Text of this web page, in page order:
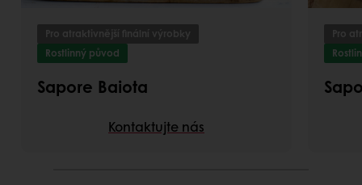
Pro atraktivnější finální výrobky
Rostlinný původ
Sapore Baiota
Kontaktujte nás
Pro